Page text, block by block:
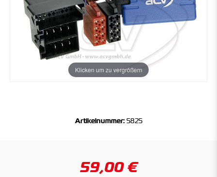
Keine Suchergebnisse gefunden.
Klicken um zu vergrößern
Artikelnummer: 5825
59,00 €